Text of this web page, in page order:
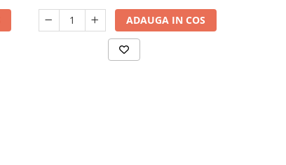
ADAUGA IN COS